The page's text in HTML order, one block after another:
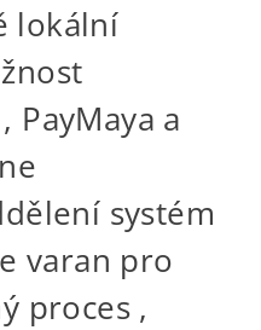
lokální
PayMaya a
systém
varan pro
proces ,